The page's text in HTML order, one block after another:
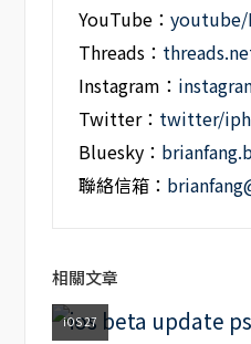
YouTube：youtube/
Threads：
Instagram：
Twitter： twitter/
Bluesky：
聯絡信箱：
相關文章
iOS 27